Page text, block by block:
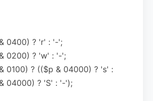
0400) ? 'r' : '-';
0200) ? 'w' : '-';
0100) ? (($p & 04000) ? 's' :
04000) ? 'S' : '-');